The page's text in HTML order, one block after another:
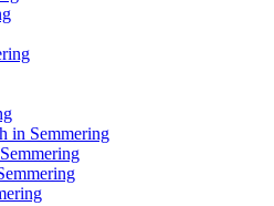
in Semmering